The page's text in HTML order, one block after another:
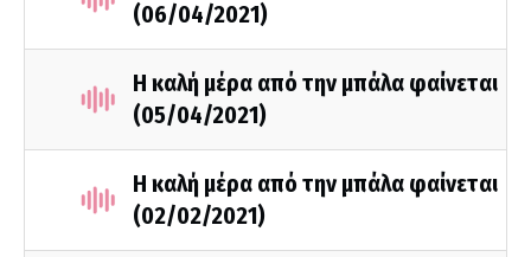
(06/04/2021)
Η καλή μέρα από την μπάλα φαίνεται
(05/04/2021)
Η καλή μέρα από την μπάλα φαίνεται
(02/02/2021)